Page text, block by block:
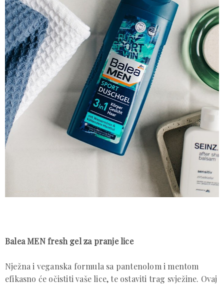
Balea MEN fresh gel za pranje lice
Nježna i veganska formula sa pantenolom i mentom
efikasno će očistiti vaše lice, te ostaviti trag svježine. Ovaj